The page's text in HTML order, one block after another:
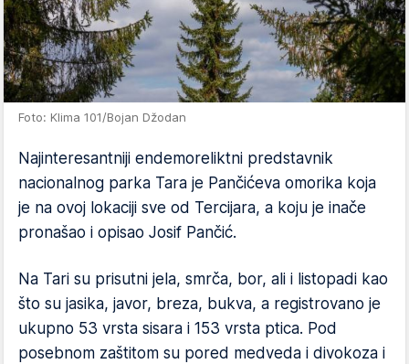
Foto: Klima 101/Bojan Džodan
Najinteresantniji endemoreliktni predstavnik
nacionalnog parka Tara je Pančićeva omorika koja
je na ovoj lokaciji sve od Tercijara, a koju je inače
pronašao i opisao Josif Pančić.
Na Tari su prisutni jela, smrča, bor, ali i listopadi kao
što su jasika, javor, breza, bukva, a registrovano je
ukupno 53 vrsta sisara i 153 vrsta ptica. Pod
posebnom zaštitom su pored medveda i divokoza i